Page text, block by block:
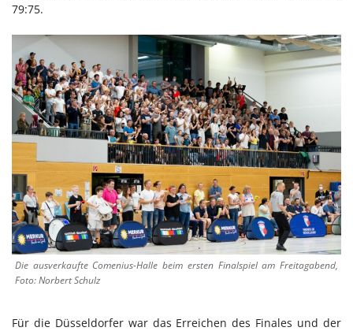
79:75.
Die ausverkaufte Comenius-Halle beim ersten Finalspiel am Freitagabend,
Foto: Norbert Schulz
Für die Düsseldorfer war das Erreichen des Finales und der